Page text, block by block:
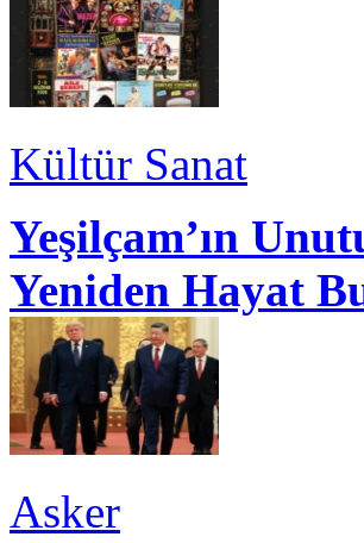
Kültür Sanat
Yeşilçam’ın
Yeniden Hayat
Asker